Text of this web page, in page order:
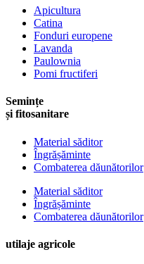
Apicultura
Catina
Fonduri europene
Lavanda
Paulownia
Pomi fructiferi
Semințe
și fitosanitare
Material săditor
Îngrășăminte
Combaterea dăunătorilor
Material săditor
Îngrășăminte
Combaterea dăunătorilor
utilaje agricole